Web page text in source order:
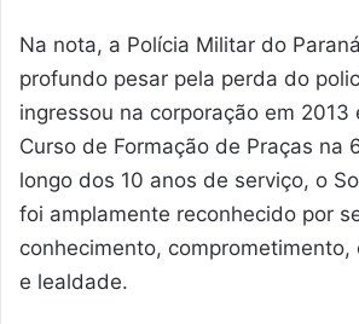
Na nota, a Polícia Militar do
profundo pesar pela perda do
ingressou na corporação em 2013
Curso de Formação de Praças na
longo dos 10 anos de serviço, o
foi amplamente reconhecido por
conhecimento, comprometimento,
e lealdade.